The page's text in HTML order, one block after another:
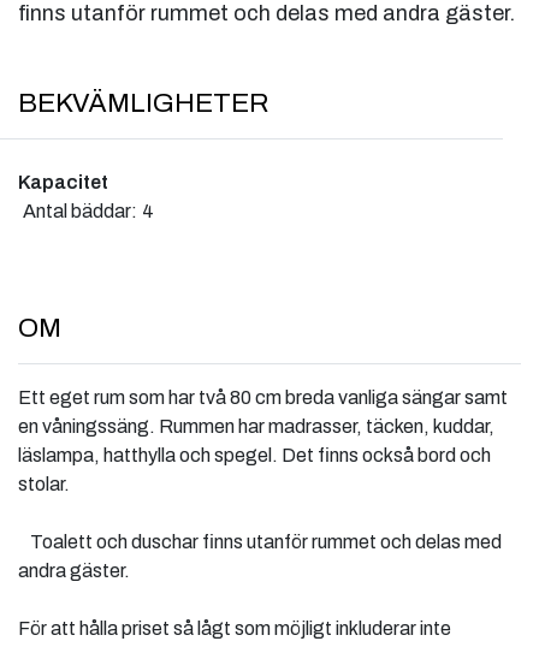
finns utanför rummet och delas med andra gäster.
BEKVÄMLIGHETER
Kapacitet
Antal bäddar: 4
OM
Ett eget rum som har två 80 cm breda vanliga sängar samt
en våningssäng. Rummen har madrasser, täcken, kuddar,
läslampa, hatthylla och spegel. Det finns också bord och
stolar.
Toalett och duschar finns utanför rummet och delas med
andra gäster.
För att hålla priset så lågt som möjligt inkluderar inte